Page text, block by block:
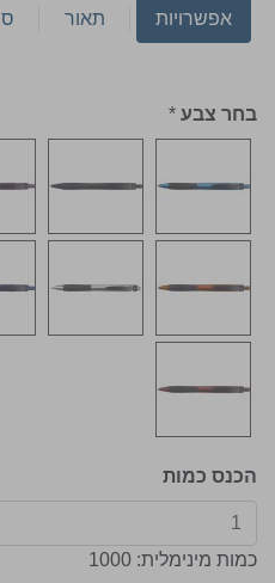
אפשרויות תאור
בחר צבע *
הכנס כמות
כמות מינימלית: 1000